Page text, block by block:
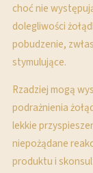
choć nie
dolegliwości
pobudzenie,
stymulujące.
Rzadziej mogą
podrażnienia
lekkie
niepożądane
produktu i